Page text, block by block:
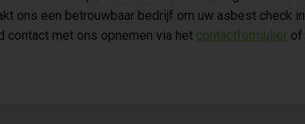
ons een betrouwbaar bedrijf om uw asbest check
contact met ons opnemen via het contactformulier of